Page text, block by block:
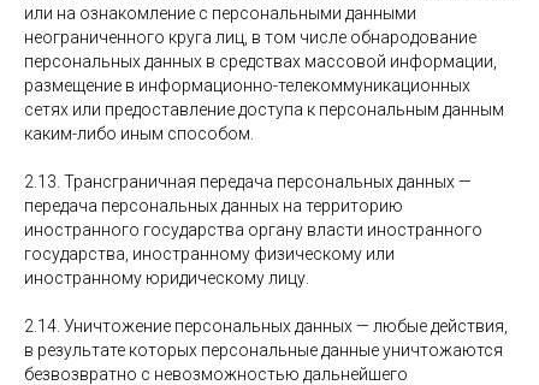
или на ознакомление с персональными данными
неограниченного круга лиц, в том числе обнародование
персональных данных в средствах массовой информации,
размещение в информационно-телекоммуникационных
сетях или предоставление доступа к персональным данным
каким-либо иным способом.
2.13. Трансграничная передача персональных данных —
передача персональных данных на территорию
иностранного государства органу власти иностранного
государства, иностранному физическому или
иностранному юридическому лицу.
2.14. Уничтожение персональных данных — любые действия,
в результате которых персональные данные уничтожаются
безвозвратно с невозможностью дальнейшего